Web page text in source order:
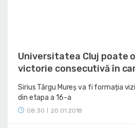
Universitatea Cluj poate
victorie consecutivă în
Sirius Târgu Mureș va fi formația
din etapa a 16-a
08:30 20.01.2018